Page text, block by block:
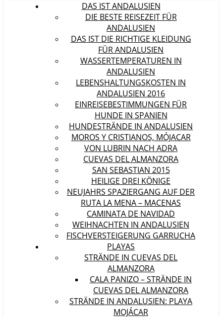
DAS IST ANDALUSIEN
DIE BESTE REISEZEIT FÜR
ANDALUSIEN
DAS IST DIE RICHTIGE KLEIDUNG
FÜR ANDALUSIEN
WASSERTEMPERATUREN IN
ANDALUSIEN
LEBENSHALTUNGSKOSTEN IN
ANDALUSIEN 2016
EINREISEBESTIMMUNGEN FÜR
HUNDE IN SPANIEN
HUNDESTRÄNDE IN ANDALUSIEN
MOROS Y CRISTIANOS, MÓJACAR
VON LUBRIN NACH ADRA
CUEVAS DEL ALMANZORA
SAN SEBASTIAN 2015
HEILIGE DREI KÖNIGE
NEUJAHRS SPAZIERGANG AUF DER
RUTA LA MENA – MACENAS
CAMINATA DE NAVIDAD
WEIHNACHTEN IN ANDALUSIEN
FISCHVERSTEIGERUNG GARRUCHA
PLAYAS
STRÄNDE IN CUEVAS DEL
ALMANZORA
CALA PANIZO – STRÄNDE IN
CUEVAS DEL ALMANZORA
STRÄNDE IN ANDALUSIEN: PLAYA
MOJÁCAR